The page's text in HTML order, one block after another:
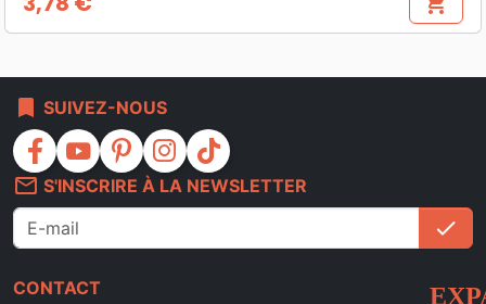
Prix
bookmark SUIVEZ-NOUS
facebook youtube pinterest instagram
tiktok
mail_outline S'INSCRIRE À LA NEWSLETTER
check
CONTACT